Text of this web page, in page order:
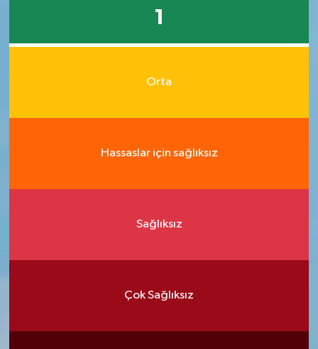
1
Orta
Hassaslar için sağlıksız
Sağlıksız
Çok Sağlıksız